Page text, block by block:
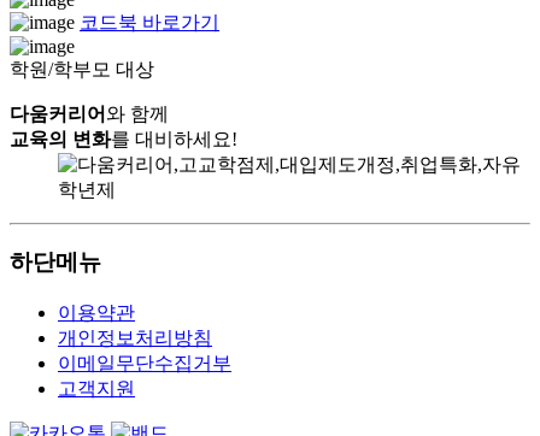
코드북 바로가기
학원/학부모 대상
다움커리어와 함께
교육의 변화를 대비하세요!
하단메뉴
이용약관
개인정보처리방침
이메일무단수집거부
고객지원